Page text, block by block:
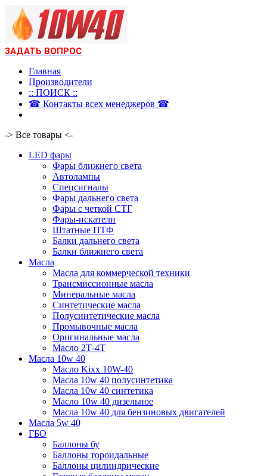
ЗАДАТЬ ВОПРОС
Главная
Производители
:: ПОИСК ::
☎ Контакты всех менеджеров ☎
-> Все товары <-
LED фары
Фары ближнего света
Автолампы
Спецсигналы
Фары дальнего света
Фары с четкой СТГ
Фары-искатели
Штатные ПТФ
Балки дальнего света
Балки ближнего света
Масла
Масла для коммерческой техники
Трансмиссионные масла
Минеральные масла
Синтетические масла
Полусинтетические масла
Промывочные масла
Оригинальные масла
Масло 2Т-4Т
Масла 10w 40
Mасло Kixx 10W-40
Масла 10w 40 полусинтетика
Масла 10w 40 синтетика
Масло 10w 40 дизельное
Масла 10w 40 для бензиновых двигателей
Масла 5w 40
ГБО
Баллоны бу
Баллоны тороидальные
Баллоны цилиндрические